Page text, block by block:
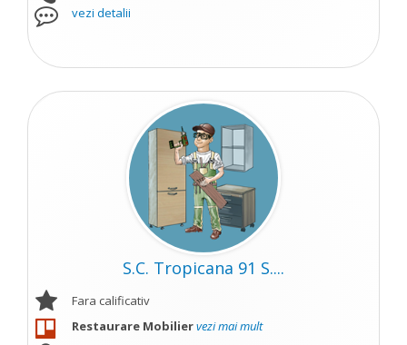
vezi detalii
S.C. Tropicana 91 S....
Fara calificativ
Restaurare Mobiliervezi mai mult